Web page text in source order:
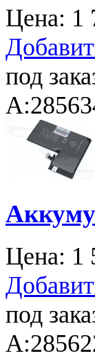
Цена: 1
под
Цена: 1
под